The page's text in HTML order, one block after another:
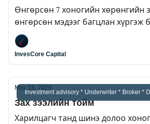
Өнгөрсөн 7 хоногийн хөрөнгийн
өнгөрсөн мэдээг багцлан хүргэж
InvesCore Capital
Investment advisory * Underwriter * Broker *
May 19, 2026
Зах зээлийн тойм
Харилцагч танд шинэ долоо